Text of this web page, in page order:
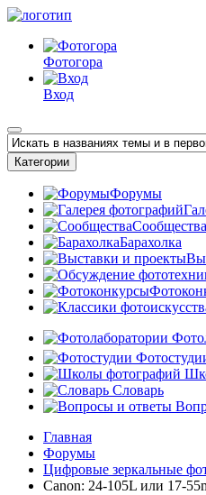
Фотогора
Вход
Категории
Форумы
Сообщества
Барахолка
Словарь
Главная
Форумы
Цифровые зеркальные
Canon: 24-105L или 17-